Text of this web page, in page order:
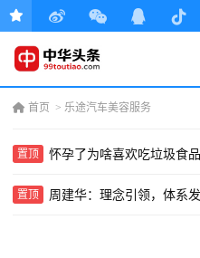
首页 > 乐途汽车美容服务
置顶 怀孕了为啥喜欢吃垃圾食品
置顶